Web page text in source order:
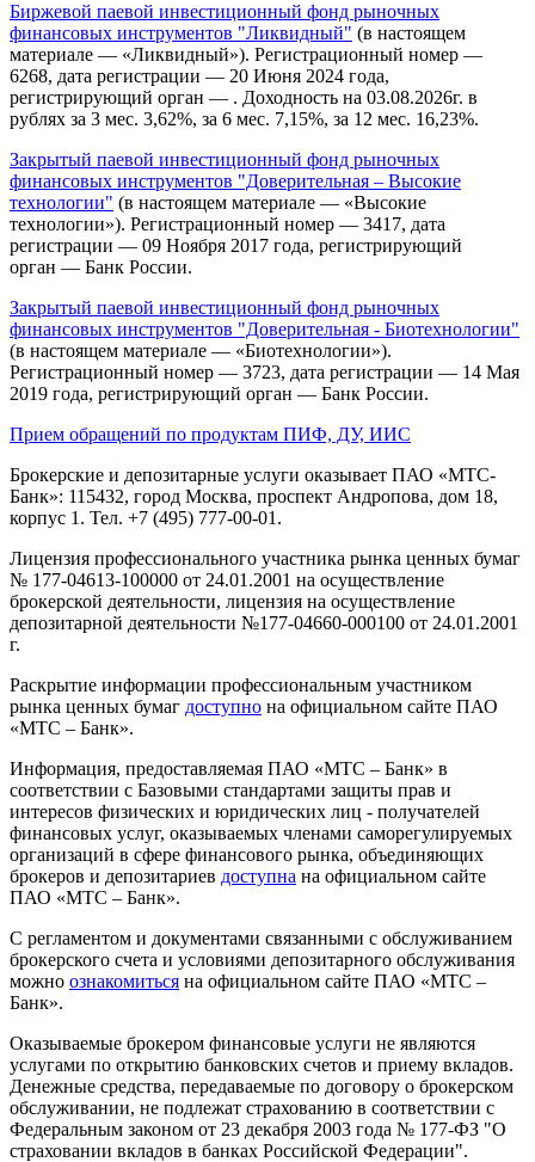
Биржевой паевой инвестиционный фонд рыночных
финансовых инструментов "Ликвидный" (в настоящем
материале — «Ликвидный»). Регистрационный номер —
6268, дата регистрации — 20 Июня 2024 года,
регистрирующий орган — . Доходность на 03.08.2026г. в
рублях за 3 мес. 3,62%, за 6 мес. 7,15%, за 12 мес. 16,23%.
Закрытый паевой инвестиционный фонд рыночных
финансовых инструментов "Доверительная – Высокие
технологии" (в настоящем материале — «Высокие
технологии»). Регистрационный номер — 3417, дата
регистрации — 09 Ноября 2017 года, регистрирующий
орган — Банк России.
Закрытый паевой инвестиционный фонд рыночных
финансовых инструментов "Доверительная - Биотехнологии"
(в настоящем материале — «Биотехнологии»).
Регистрационный номер — 3723, дата регистрации — 14 Мая
2019 года, регистрирующий орган — Банк России.
Прием обращений по продуктам ПИФ, ДУ, ИИС
Брокерские и депозитарные услуги оказывает ПАО «МТС-
Банк»: 115432, город Москва, проспект Андропова, дом 18,
корпус 1. Тел. +7 (495) 777-00-01.
Лицензия профессионального участника рынка ценных бумаг
№ 177-04613-100000 от 24.01.2001 на осуществление
брокерской деятельности, лицензия на осуществление
депозитарной деятельности №177-04660-000100 от 24.01.2001
г.
Раскрытие информации профессиональным участником
рынка ценных бумаг доступно на официальном сайте ПАО
«МТС – Банк».
Информация, предоставляемая ПАО «МТС – Банк» в
соответствии с Базовыми стандартами защиты прав и
интересов физических и юридических лиц - получателей
финансовых услуг, оказываемых членами саморегулируемых
организаций в сфере финансового рынка, объединяющих
брокеров и депозитариев доступна на официальном сайте
ПАО «МТС – Банк».
С регламентом и документами связанными с обслуживанием
брокерского счета и условиями депозитарного обслуживания
можно ознакомиться на официальном сайте ПАО «МТС –
Банк».
Оказываемые брокером финансовые услуги не являются
услугами по открытию банковских счетов и приему вкладов.
Денежные средства, передаваемые по договору о брокерском
обслуживании, не подлежат страхованию в соответствии с
Федеральным законом от 23 декабря 2003 года № 177-ФЗ "О
страховании вкладов в банках Российской Федерации".